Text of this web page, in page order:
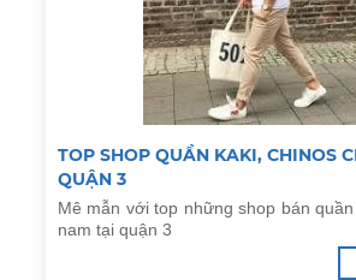
TOP SHOP QUẦN KAKI, CHINOS
QUẬN 3
Mê mẫn với top những shop bán
nam tại quận 3